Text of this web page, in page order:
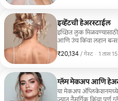
इव्हेंटची हेअरस्टाईल
इच्छित लुक
आणि उंच किंवा लहान बन्स
₹20,134 / गेस्ट
₹20,134 प्रति गेस्ट
, · 1 तास
ग्लॅम मेकअप आणि
या मेकअप